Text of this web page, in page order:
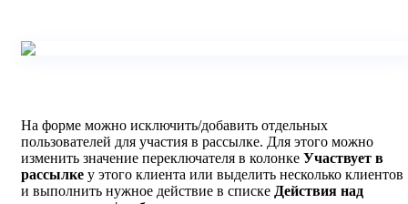
На форме можно исключить/добавить отдельных
пользователей для участия в рассылке. Для этого можно
изменить значение переключателя в колонке Участвует в
рассылке у этого клиента или выделить несколько клиентов
и выполнить нужное действие в списке Действия над